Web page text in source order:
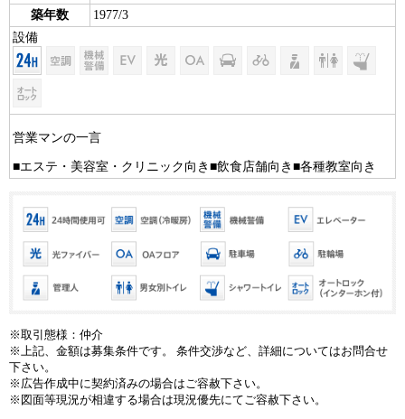
築年数
1977/3
設備
営業マンの一言
■エステ・美容室・クリニック向き■飲食店舗向き■各種教室向き
※取引態様：仲介
※上記、金額は募集条件です。 条件交渉など、詳細についてはお問合せ
下さい。
※広告作成中に契約済みの場合はご容赦下さい。
※図面等現況が相違する場合は現況優先にてご容赦下さい。